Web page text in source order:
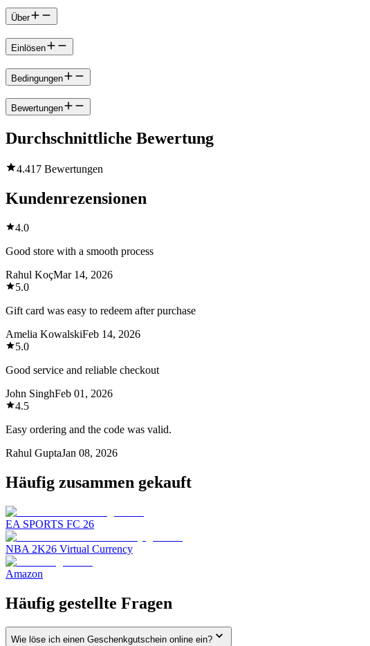
Über
Einlösen
Bedingungen
Bewertungen
Durchschnittliche Bewertung
4.417 Bewertungen
Kundenrezensionen
4.0
Good store with a smooth process
Rahul KoçMar 14, 2026
5.0
Gift card was easy to redeem after purchase
Amelia KowalskiFeb 14, 2026
5.0
Good service and reliable checkout
John SinghFeb 01, 2026
4.5
Easy ordering and the code was valid.
Rahul GuptaJan 08, 2026
Häufig zusammen gekauft
EA SPORTS FC 26
NBA 2K26 Virtual Currency
Amazon
Häufig gestellte Fragen
Wie löse ich einen Geschenkgutschein online ein?